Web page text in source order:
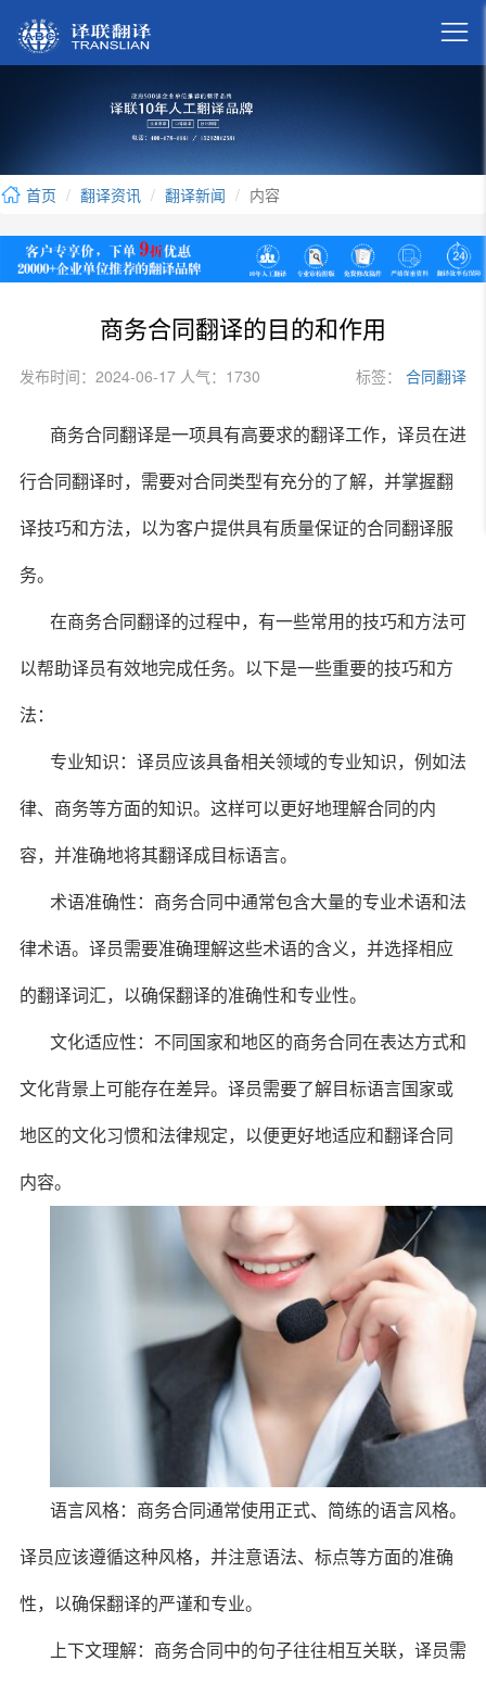

首页 翻译资讯 翻译新闻 内容
商务合同翻译的目的和作用
发布时间：2024-06-17 人气：1730 标签： 合同翻译
商务合同翻译是一项具有高要求的翻译工作，译员在进
行合同翻译时，需要对合同类型有充分的了解，并掌握翻
译技巧和方法，以为客户提供具有质量保证的合同翻译服
务。
在商务合同翻译的过程中，有一些常用的技巧和方法可
以帮助译员有效地完成任务。以下是一些重要的技巧和方
法：
专业知识：译员应该具备相关领域的专业知识，例如法
律、商务等方面的知识。这样可以更好地理解合同的内
容，并准确地将其翻译成目标语言。
术语准确性：商务合同中通常包含大量的专业术语和法
律术语。译员需要准确理解这些术语的含义，并选择相应
的翻译词汇，以确保翻译的准确性和专业性。
文化适应性：不同国家和地区的商务合同在表达方式和
文化背景上可能存在差异。译员需要了解目标语言国家或
地区的文化习惯和法律规定，以便更好地适应和翻译合同
内容。
语言风格：商务合同通常使用正式、简练的语言风格。
译员应该遵循这种风格，并注意语法、标点等方面的准确
性，以确保翻译的严谨和专业。
上下文理解：商务合同中的句子往往相互关联，译员需